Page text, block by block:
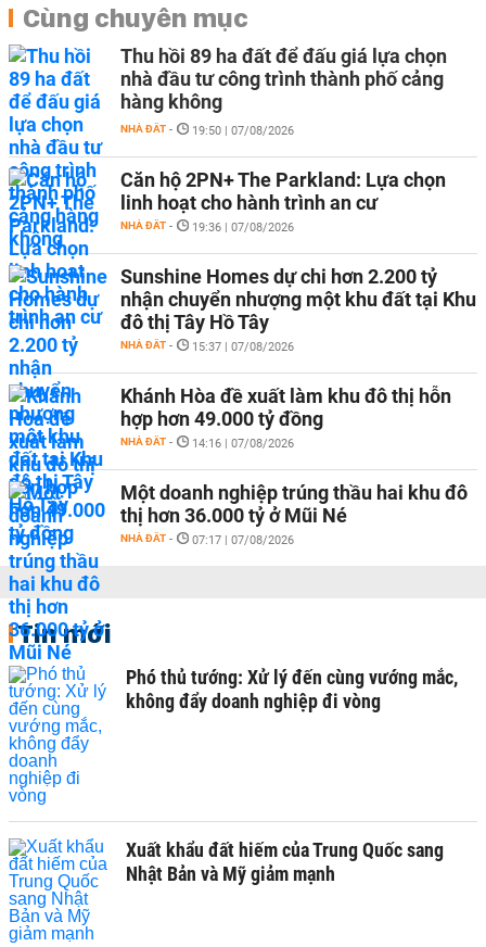
Cùng chuyên mục
Thu hồi 89 ha đất để đấu giá lựa chọn
nhà đầu tư công trình thành phố cảng
hàng không
NHÀ ĐẤT - 19:50 | 07/08/2026
Căn hộ 2PN+ The Parkland: Lựa chọn
linh hoạt cho hành trình an cư
NHÀ ĐẤT - 19:36 | 07/08/2026
Sunshine Homes dự chi hơn 2.200 tỷ
nhận chuyển nhượng một khu đất tại Khu
đô thị Tây Hồ Tây
NHÀ ĐẤT - 15:37 | 07/08/2026
Khánh Hòa đề xuất làm khu đô thị hỗn
hợp hơn 49.000 tỷ đồng
NHÀ ĐẤT - 14:16 | 07/08/2026
Một doanh nghiệp trúng thầu hai khu đô
thị hơn 36.000 tỷ ở Mũi Né
NHÀ ĐẤT - 07:17 | 07/08/2026
Tin mới
Phó thủ tướng: Xử lý đến cùng vướng mắc,
không đẩy doanh nghiệp đi vòng
Xuất khẩu đất hiếm của Trung Quốc sang
Nhật Bản và Mỹ giảm mạnh